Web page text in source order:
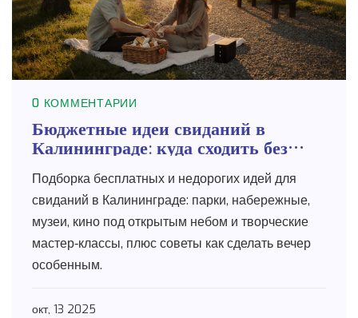
0 КОММЕНТАРИИ
Бюджетные идеи свиданий в
Калининграде: куда сходить без
Подборка бесплатных и недорогих идей для
свиданий в Калининграде: парки, набережные,
музеи, кино под открытым небом и творческие
мастер‑классы, плюс советы как сделать вечер
особенным.
окт, 13 2025